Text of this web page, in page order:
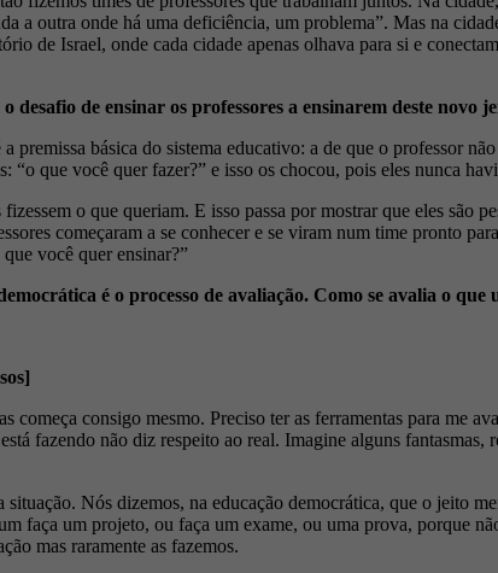
a outra onde há uma deficiência, um problema”. Mas na
de Israel, onde cada cidade apenas olhava para si e
de ensinar os professores a ensinarem deste novo
premissa básica do sistema educativo: a de que o professor
“o que você quer fazer?” e isso os chocou, pois eles nunca
o que queriam. E isso passa por mostrar que eles são
começaram a se conhecer e se viram num time pronto
você quer ensinar?”
é o processo de avaliação. Como se avalia o
consigo mesmo. Preciso ter as ferramentas para me
fazendo não diz respeito ao real. Imagine alguns fantasmas,
Nós dizemos, na educação democrática, que o jeito
faça um projeto, ou faça um exame, ou uma prova, porque
mas raramente as fazemos.